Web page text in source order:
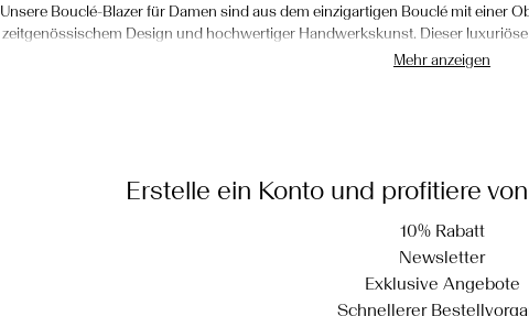
Unsere Bouclé-Blazer für Damen sind aus dem einzigartigen Bouclé mit einer
zeitgenössischem Design und hochwertiger Handwerkskunst. Dieser
Garne bekannt ist, bringt sowohl Raffinesse als auch Kühnheit in dein
Werte deinen Bürostil auf: Für einen eleganten Büro-Look, der
Bouclé-Blazer mit einem passenden Bouclé-Minirock. Diese klassische
professionelles Outfit zu kreieren. Der Minirock verleiht dem klassischen
erobern. Unser Bouclé-Blazer für Damen ist so konzipiert, dass du dich
aus Eleganz und modernem Flair
Mehr anzeigen
Erstelle ein Konto und profitiere
10% Rabatt
Newsletter
Exklusive Angebote
Schnellerer